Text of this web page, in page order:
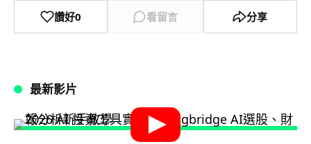
讚好0 看留言 分享
最新影片